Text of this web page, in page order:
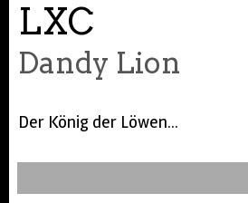
LXC
Dandy Lion
Der König der Löwen...